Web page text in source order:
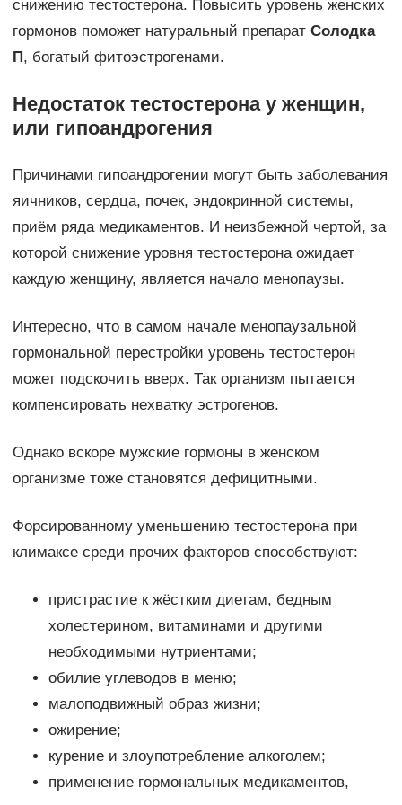
снижению тестостерона. Повысить уровень женских
гормонов поможет натуральный препарат Солодка
П , богатый фитоэстрогенами.
Недостаток тестостерона у женщин,
или гипоандрогения
Причинами гипоандрогении могут быть заболевания
яичников, сердца, почек, эндокринной системы,
приём ряда медикаментов. И неизбежной чертой, за
которой снижение уровня тестостерона ожидает
каждую женщину, является начало менопаузы.
Интересно, что в самом начале менопаузальной
гормональной перестройки уровень тестостерон
может подскочить вверх. Так организм пытается
компенсировать нехватку эстрогенов.
Однако вскоре мужские гормоны в женском
организме тоже становятся дефицитными.
Форсированному уменьшению тестостерона при
климаксе среди прочих факторов способствуют:
пристрастие к жёстким диетам, бедным
холестерином, витаминами и другими
необходимыми нутриентами;
обилие углеводов в меню;
малоподвижный образ жизни;
ожирение;
курение и злоупотребление алкоголем;
применение гормональных медикаментов,